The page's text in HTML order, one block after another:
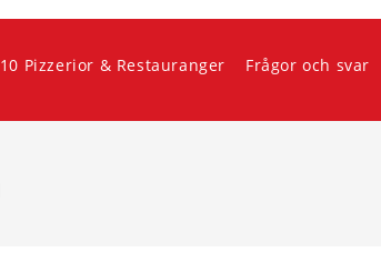
Pizzerior & Restauranger Frågor och svar